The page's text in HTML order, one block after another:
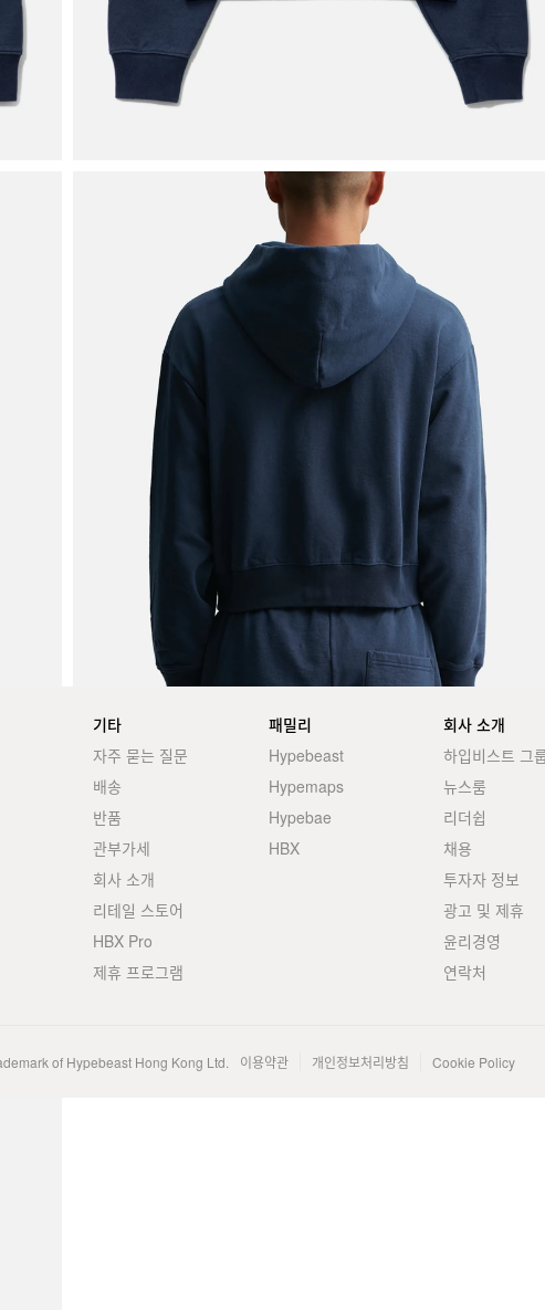
기타
자주 묻는 질문
배송
반품
관부가세
회사 소개
리테일 스토어
HBX Pro
제휴 프로그램
패밀리
Hypebeast
Hypemaps
Hypebae
HBX
회사 소개
하입비스트 그
뉴스룸
리더쉽
채용
투자자 정보
광고 및 제휴
윤리경영
연락처
of Hypebeast Hong Kong Ltd. 이용약관 개인정보처리방침 Cookie Policy